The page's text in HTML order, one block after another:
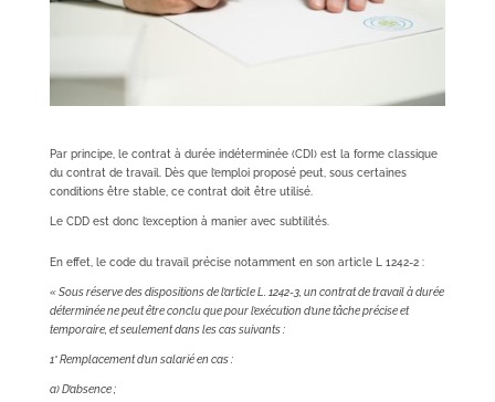
Par principe, le contrat à durée indéterminée (CDI) est la forme classique
du contrat de travail. Dès que l’emploi proposé peut, sous certaines
conditions être stable, ce contrat doit être utilisé.
Le CDD est donc l’exception à manier avec subtilités.
En effet, le code du travail précise notamment en son article L 1242-2 :
« Sous réserve des dispositions de l’article L. 1242-3, un contrat de travail à durée
déterminée ne peut être conclu que pour l’exécution d’une tâche précise et
temporaire, et seulement dans les cas suivants :
1° Remplacement d’un salarié en cas :
a) D’absence ;